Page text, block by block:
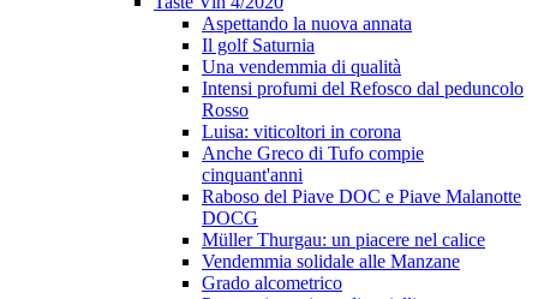
Aspettando la nuova annata
Il golf Saturnia
Una vendemmia di qualità
Intensi profumi del Refosco dal peduncolo
Rosso
Luisa: viticoltori in corona
Anche Greco di Tufo compie
cinquant'anni
Raboso del Piave DOC e Piave Malanotte
DOCG
Müller Thurgau: un piacere nel calice
Vendemmia solidale alle Manzane
Grado alcometrico